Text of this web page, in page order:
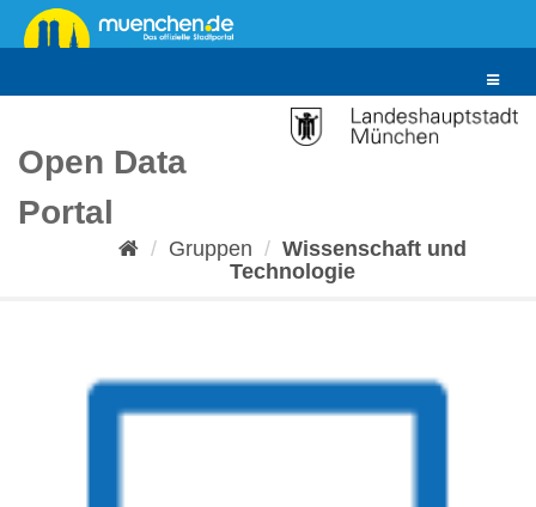
Überspringen
zum
Toggle
Open Data
Portal
Gruppen
Wissenschaft und
Technologie